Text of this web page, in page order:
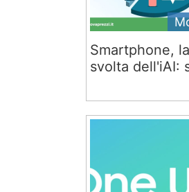
Smartphone, la
svolta dell'iAI: